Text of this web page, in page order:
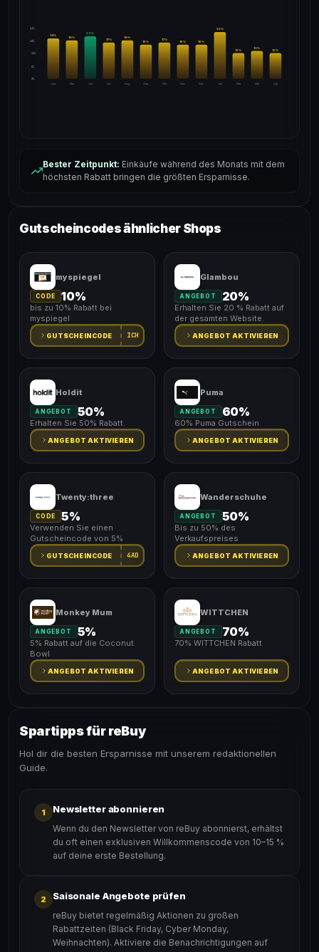
24%
18%
12%
6%
0%
Apr
19%
Mai
18%
Jun
20%
Jul
17%
Aug
18%
Sep
16%
Okt
17%
Nov
16%
Dez
16%
Jan
22%
Feb
12%
Mär
13%
Apr
12%
Bester Zeitpunkt: Einkäufe während des Monats mit dem
höchsten Rabatt bringen die größten Ersparnisse.
Gutscheincodes ähnlicher Shops
myspiegel
CODE 10%
bis zu 10% Rabatt bei
myspiegel
GUTSCHEINCODE ICH
Glambou
ANGEBOT 20%
Erhalten Sie 20 % Rabatt auf
der gesamten Website.
ANGEBOT AKTIVIEREN
Holdit
ANGEBOT 50%
Erhalten Sie 50% Rabatt.
ANGEBOT AKTIVIEREN
Puma
ANGEBOT 60%
60% Puma Gutschein
ANGEBOT AKTIVIEREN
Twenty:three
CODE 5%
Verwenden Sie einen
Gutscheincode von 5%
GUTSCHEINCODE 4AD
Wanderschuhe
ANGEBOT 50%
Bis zu 50% des
Verkaufspreises
ANGEBOT AKTIVIEREN
Monkey Mum
ANGEBOT 5%
5% Rabatt auf die Coconut
Bowl
ANGEBOT AKTIVIEREN
WITTCHEN
ANGEBOT 70%
70% WITTCHEN Rabatt
ANGEBOT AKTIVIEREN
Spartipps für reBuy
Hol dir die besten Ersparnisse mit unserem redaktionellen
Guide.
1 Newsletter abonnieren
Wenn du den Newsletter von reBuy abonnierst, erhältst
du oft einen exklusiven Willkommenscode von 10–15 %
auf deine erste Bestellung.
2 Saisonale Angebote prüfen
reBuy bietet regelmäßig Aktionen zu großen
Rabattzeiten (Black Friday, Cyber Monday,
Weihnachten). Aktiviere die Benachrichtigungen auf